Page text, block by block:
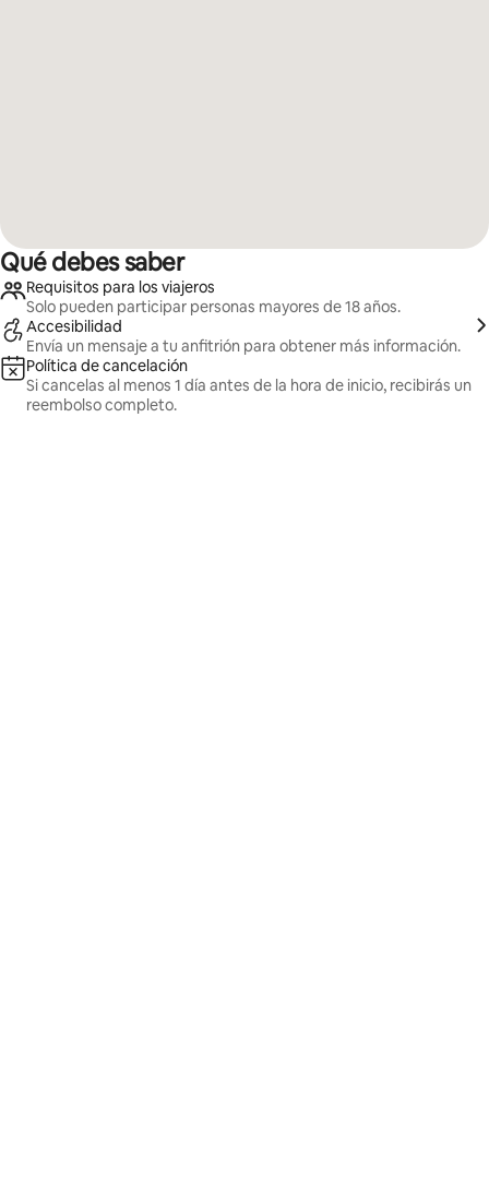
Qué debes saber
Requisitos para los viajeros
Solo pueden participar personas mayores de 18 años.
Accesibilidad
Envía un mensaje a tu anfitrión para obtener más información.
Política de cancelación
Si cancelas al menos 1 día antes de la hora de inicio, recibirás un
reembolso completo.